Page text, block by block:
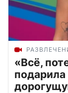
«Всё,